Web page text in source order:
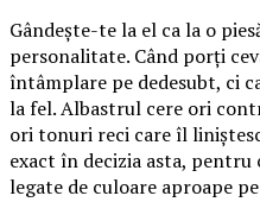
Gândește-te la el ca la o
personalitate. Când porți
întâmplare pe dedesubt, ci
la fel. Albastrul cere ori
ori tonuri reci care îl
exact în decizia asta, pentru
legate de culoare aproape